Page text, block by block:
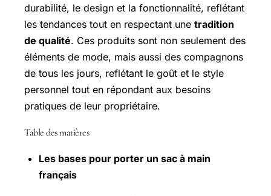
durabilité, le design et la fonctionnalité, reflétant
les tendances tout en respectant une tradition
de qualité. Ces produits sont non seulement des
éléments de mode, mais aussi des compagnons
de tous les jours, reflétant le goût et le style
personnel tout en répondant aux besoins
pratiques de leur propriétaire.
Table des matières
Les bases pour porter un sac à main
français